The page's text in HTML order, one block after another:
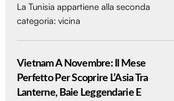
La Tunisia appartiene alla seconda
categoria: vicina
Vietnam A Novembre: Il Mese
Perfetto Per Scoprire L’Asia Tra
Lanterne, Baie Leggendarie E